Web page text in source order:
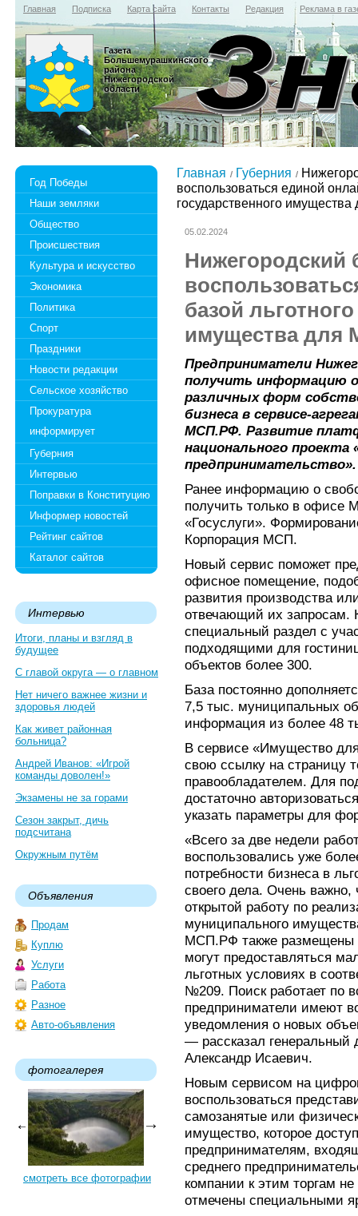
Главная Подписка Карта сайта Контакты Редакция Реклама в
Газета
Большемурашкинского
района
Нижегородской
области
Год Победы
Наши земляки
Общество
Происшествия
Культура и искусство
Экономика
Политика
Спорт
Праздники
Новости редакции
Сельское хозяйство
Прокуратура
информирует
Губерния
Интервью
Поправки в Конституцию
Информер новостей
Рейтинг сайтов
Каталог сайтов
Интервью
Итоги, планы и взгляд в
будущее
С главой округа — о главном
Нет ничего важнее жизни и
здоровья людей
Как живет районная
больница?
Андрей Иванов: «Игрой
команды доволен!»
Экзамены не за горами
Сезон закрыт, дичь
подсчитана
Окружным путём
Объявления
Продам
Куплю
Услуги
Работа
Разное
Авто-объявления
фотогалерея
смотреть все фотографии
Главная Губерния
воспользоваться единой
государственного
05.02.2024
Нижегородский
базой
имущества для
Предприниматели
получить информацию
различных форм
бизнеса в сервисе-
МСП.РФ. Развитие
национального проекта
предпринимательство».
Ранее информацию о
получить только в офисе
«Госуслуги».
Корпорация МСП.
Новый сервис поможет
офисное помещение,
развития производства
отвечающий их запросам.
специальный раздел с
подходящими для
объектов более 300.
База постоянно
7,5 тыс. муниципальных
информация из более 48
В сервисе «Имущество
свою ссылку на страницу
правообладателем. Для
достаточно
указать параметры для
«Всего за две недели
воспользовались уже
потребности бизнеса в
своего дела. Очень важно,
открытой работу по
муниципального
МСП.РФ также размещены
могут предоставляться
льготных условиях в
№209. Поиск работает по
предприниматели имеют
уведомления о новых
— рассказал
Александр Исаевич.
Новым сервисом на
воспользоваться
самозанятые или
имущество, которое
предпринимателям,
среднего
компании к этим торгам
отмечены специальными